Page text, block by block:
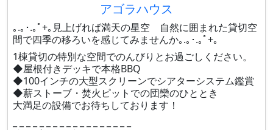
アゴラハウス
｡.｡･.｡ﾟ+｡見上げれば満天の星空 自然に囲まれた貸切空
間で四季の移ろいを感じてみませんか｡.｡･.｡ﾟ+｡
1棟貸切の特別な空間でのんびりとお過ごしください。
◆屋根付きデッキで本格BBQ
◆100インチの大型スクリーンでシアターシステム鑑賞
◆薪ストーブ・焚火ピットでの団欒のひととき
大満足の設備でお待ちしております！